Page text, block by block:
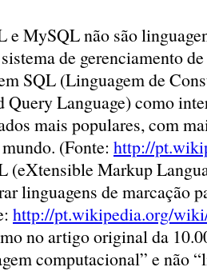
e MySQL não são
de gerenciamento
SQL (Linguagem de
Query Language) como
mais populares, com
(Fonte: http://
(eXtensible Markup
linguagens de marcação
http://pt.wikipedia.org/
no artigo original da
computacional” e não